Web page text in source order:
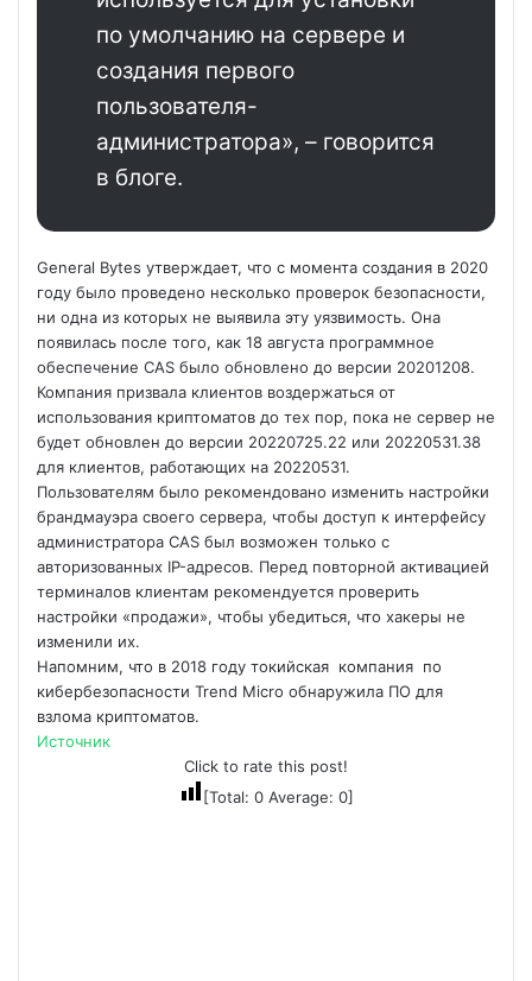
по умолчанию на сервере и
создания первого
пользователя-
администратора», – говорится
в блоге.
General Bytes утверждает, что с момента создания в 2020
году было проведено несколько проверок безопасности,
ни одна из которых не выявила эту уязвимость. Она
появилась после того, как 18 августа программное
обеспечение CAS было обновлено до версии 20201208.
Компания призвала клиентов воздержаться от
использования криптоматов до тех пор, пока не сервер не
будет обновлен до версии 20220725.22 или 20220531.38
для клиентов, работающих на 20220531.
Пользователям было рекомендовано изменить настройки
брандмауэра своего сервера, чтобы доступ к интерфейсу
администратора CAS был возможен только с
авторизованных IP-адресов. Перед повторной активацией
терминалов клиентам рекомендуется проверить
настройки «продажи», чтобы убедиться, что хакеры не
изменили их.
Напомним, что в 2018 году токийская компания по
кибербезопасности Trend Micro обнаружила ПО для
взлома криптоматов.
Источник
Click to rate this post!
[Total: 0Average: 0]